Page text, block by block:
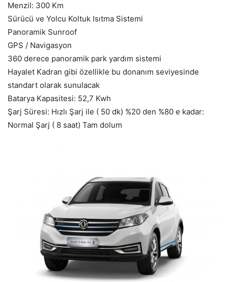
Menzil: 300 Km
Sürücü ve Yolcu Koltuk Isıtma Sistemi
Panoramik Sunroof
GPS / Navigasyon
360 derece panoramik park yardım sistemi
Hayalet Kadran gibi özellikle bu donanım seviyesinde
standart olarak sunulacak
Batarya Kapasitesi: 52,7 Kwh
Şarj Süresi: Hızlı Şarj ile ( 50 dk) %20 den %80 e kadar:
Normal Şarj ( 8 saat) Tam dolum